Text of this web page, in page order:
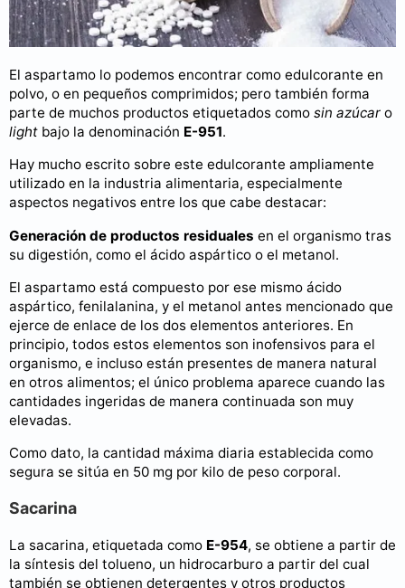
El aspartamo lo podemos encontrar como edulcorante en
polvo, o en pequeños comprimidos; pero también forma
parte de muchos productos etiquetados como sin azúcar o
light bajo la denominación E-951.
Hay mucho escrito sobre este edulcorante ampliamente
utilizado en la industria alimentaria, especialmente
aspectos negativos entre los que cabe destacar:
Generación de productos residuales en el organismo tras
su digestión, como el ácido aspártico o el metanol.
El aspartamo está compuesto por ese mismo ácido
aspártico, fenilalanina, y el metanol antes mencionado que
ejerce de enlace de los dos elementos anteriores. En
principio, todos estos elementos son inofensivos para el
organismo, e incluso están presentes de manera natural
en otros alimentos; el único problema aparece cuando las
cantidades ingeridas de manera continuada son muy
elevadas.
Como dato, la cantidad máxima diaria establecida como
segura se sitúa en 50 mg por kilo de peso corporal.
Sacarina
La sacarina, etiquetada como E-954, se obtiene a partir de
la síntesis del tolueno, un hidrocarburo a partir del cual
también se obtienen detergentes y otros productos